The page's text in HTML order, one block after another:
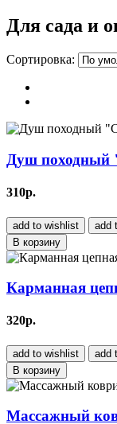
Для сада и
Сортировка:
Душ походный
310р.
add to wishlist add
В корзину
Карманная
320р.
add to wishlist add
В корзину
Массажный